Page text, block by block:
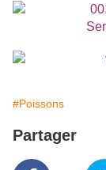
#Poissons
Partager